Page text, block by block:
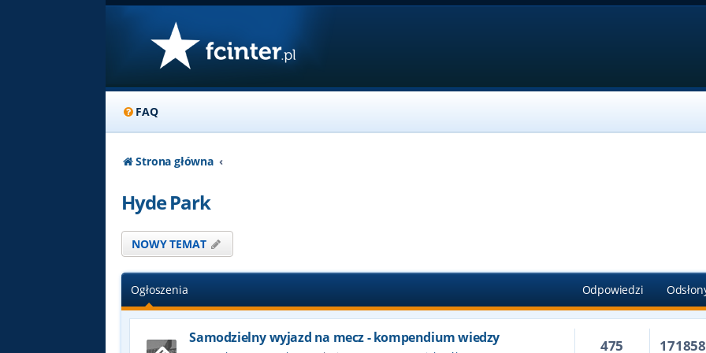
FAQ
Strona główna
Hyde Park
NOWY TEMAT
Ogłoszenia Odpowiedzi
Samodzielny wyjazd na mecz - kompendium wiedzy 475